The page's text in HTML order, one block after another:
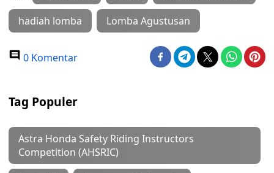
hadiah lomba Lomba Agustusan
0 Komentar
Tag Populer
Astra Honda Safety Riding Instructors
Competition (AHSRIC)